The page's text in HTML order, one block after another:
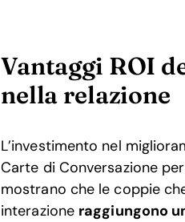
Vantaggi ROI
nella relazione
L’investimento nel
Carte di Conversazione
mostrano che le coppie
interazione raggiungono